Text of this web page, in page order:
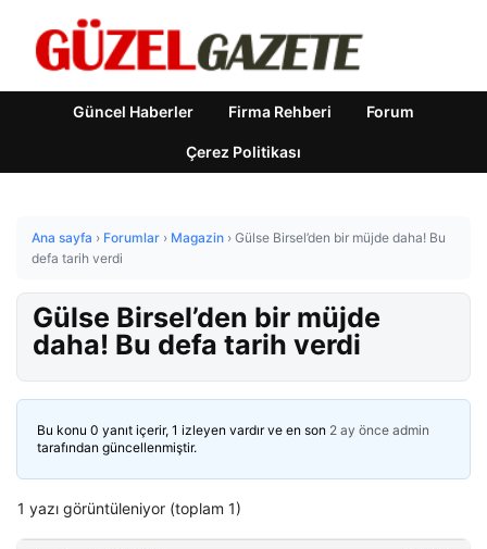
Güncel Haberler Firma Rehberi Forum
Çerez Politikası
Ana sayfa › Forumlar › Magazin › Gülse Birsel’den bir müjde daha! Bu
defa tarih verdi
Gülse Birsel’den bir müjde
daha! Bu defa tarih verdi
Bu konu 0 yanıt içerir, 1 izleyen vardır ve en son 2 ay önce admin
tarafından güncellenmiştir.
1 yazı görüntüleniyor (toplam 1)